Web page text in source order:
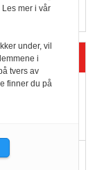
mer i vår
under, vil
i
tvers av
finner du på